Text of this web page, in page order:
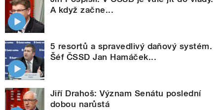
A když začne...
5 resortů a spravedlivý daňový systém.
Šéf ČSSD Jan Hamáček...
Jiří Drahoš: Význam Senátu poslední
dobou narůstá